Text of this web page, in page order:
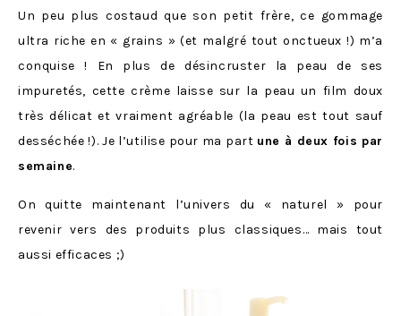
Un peu plus costaud que son petit frère, ce gommage
ultra riche en « grains » (et malgré tout onctueux !) m’a
conquise ! En plus de désincruster la peau de ses
impuretés, cette crème laisse sur la peau un film doux
très délicat et vraiment agréable (la peau est tout sauf
desséchée !). Je l’utilise pour ma part une à deux fois par
semaine.
On quitte maintenant l’univers du « naturel » pour
revenir vers des produits plus classiques… mais tout
aussi efficaces ;)